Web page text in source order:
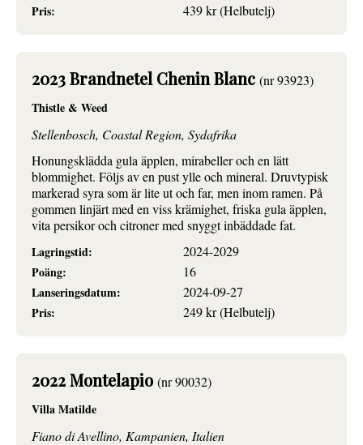
Pris:
439 kr (Helbutelj)
2023 Brandnetel Chenin Blanc (nr 93923)
Thistle & Weed
Stellenbosch, Coastal Region, Sydafrika
Honungsklädda gula äpplen, mirabeller och en lätt
blommighet. Följs av en pust ylle och mineral. Druvtypisk
markerad syra som är lite ut och far, men inom ramen. På
gommen linjärt med en viss krämighet, friska gula äpplen,
vita persikor och citroner med snyggt inbäddade fat.
Lagringstid:
2024-2029
Poäng:
16
Lanseringsdatum:
2024-09-27
Pris:
249 kr (Helbutelj)
2022 Montelapio (nr 90032)
Villa Matilde
Fiano di Avellino, Kampanien, Italien